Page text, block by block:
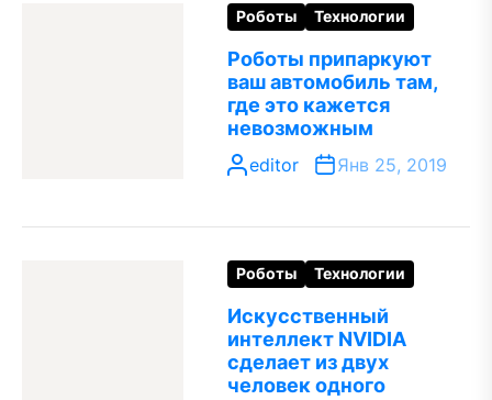
Роботы Технологии
Роботы припаркуют
ваш автомобиль там,
где это кажется
невозможным
editor Янв 25, 2019
Роботы Технологии
Искусственный
интеллект NVIDIA
сделает из двух
человек одного